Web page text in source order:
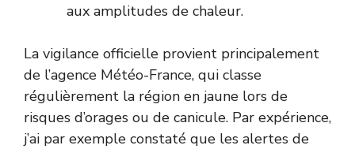
aux amplitudes de chaleur.
La vigilance officielle provient principalement
de l’agence Météo-France, qui classe
régulièrement la région en jaune lors de
risques d’orages ou de canicule. Par expérience,
j’ai par exemple constaté que les alertes de